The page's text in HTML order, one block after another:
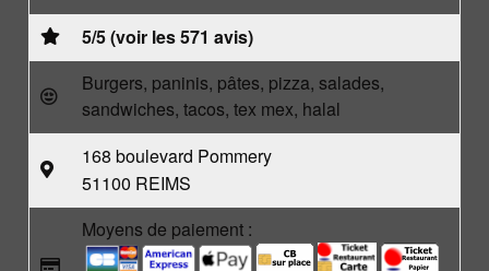
5/5 (voir les 571 avis)
Burgers, paninis, pâtes, pizza, salades,
sandwiches, tacos, tex mex, halal
168 boulevard Pommery
51100 REIMS
Moyens de paiement :